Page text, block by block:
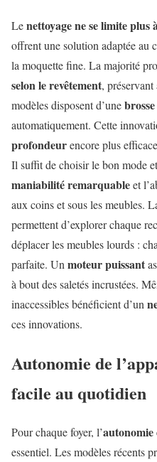
Lenettoyage ne se limite plus
offrent une solution adaptée au
la moquette fine. La majorité
selon le revêtement,
modèles disposent d’une
automatiquement. Cette
profondeurencore plus
Il suffit de choisir le bon mode
maniabilité remarquableet
aux coins et sous les meubles.
permettent d’explorer chaque
déplacer les meubles lourds :
parfaite. Un moteur puissant
à bout des saletés incrustées.
inaccessibles bénéficient d’un
ces innovations.
Autonomie de
facile au quotidien
Pour chaque foyer, l’autonomie
essentiel. Les modèles récents